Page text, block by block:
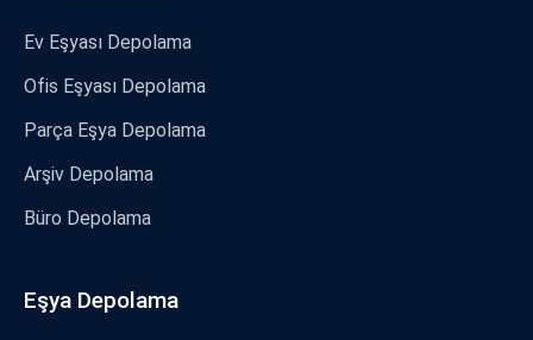
Ev Eşyası Depolama
Ofis Eşyası Depolama
Parça Eşya Depolama
Arşiv Depolama
Büro Depolama
Eşya Depolama